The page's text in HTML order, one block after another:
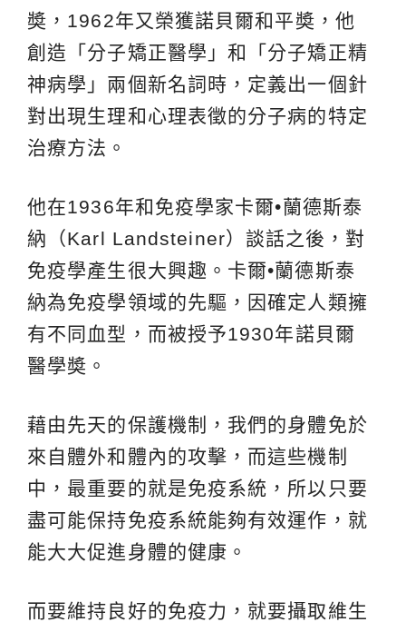
奬，1962年又榮獲諾貝爾和平奬，他
創造「分子矯正醫學」和「分子矯正精
神病學」兩個新名詞時，定義出一個針
對出現生理和心理表徵的分子病的特定
治療方法。
他在1936年和免疫學家卡爾•蘭德斯泰
納（Karl Landsteiner）談話之後，對
免疫學產生很大興趣。卡爾•蘭德斯泰
納為免疫學領域的先驅，因確定人類擁
有不同血型，而被授予1930年諾貝爾
醫學奬。
藉由先天的保護機制，我們的身體免於
來自體外和體內的攻擊，而這些機制
中，最重要的就是免疫系統，所以只要
盡可能保持免疫系統能夠有效運作，就
能大大促進身體的健康。
而要維持良好的免疫力，就要攝取維生